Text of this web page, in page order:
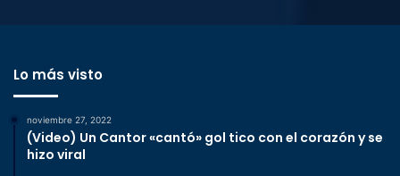
Lo más visto
noviembre 27, 2022
(Video) Un Cantor «cantó» gol tico con el corazón y se
hizo viral